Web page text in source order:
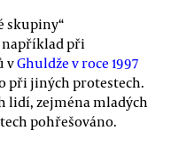
skupiny“
například při
vGhuldže v roce 1997
při jiných protestech.
lidí, zejména mladých
pohřešováno.